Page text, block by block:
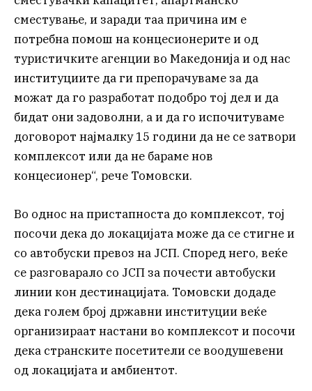
сместување, и заради таа причина им е
потребна помош на концесионерите и од
туристичките агенции во Македонија и од нас
институциите да ги препорачуваме за да
можат да го разработат подобро тој дел и да
бидат они задоволни, а и да го испочитуваме
договорот најмалку 15 години да не се затвори
комплексот или да не бараме нов
концесионер“, рече Томовски.
Во однос на пристапноста до комплексот, тој
посочи дека до локацијата може да се стигне и
со автобуски превоз на ЈСП. Според него, веќе
се разговарало со ЈСП за почести автобуски
линии кон дестинацијата. Томовски додаде
дека голем број државни институции веќе
организираат настани во комплексот и посочи
дека странските посетители се воодушевени
од локацијата и амбиентот.